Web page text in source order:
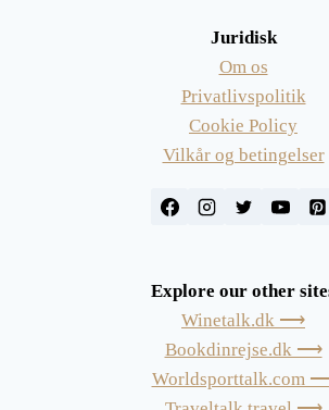
Juridisk
Om os
Privatlivspolitik
Cookie Policy
Vilkår og betingelser
Explore our other
Winetalk.dk ⟶
Bookdinrejse.dk ⟶
Worldsporttalk.com